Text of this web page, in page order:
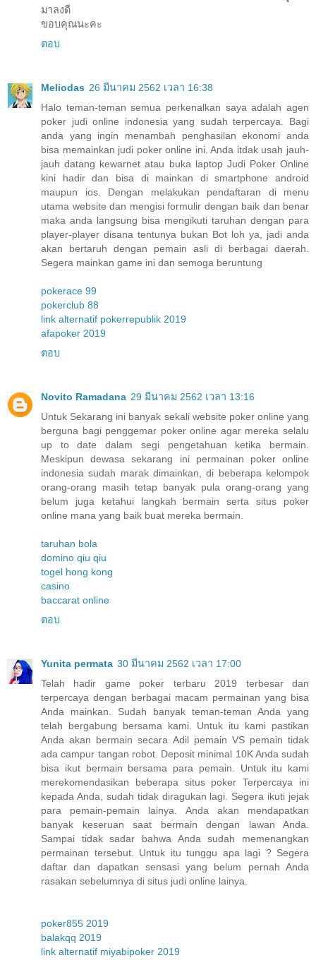
มาลงดี
ขอบคุณนะคะ
ตอบ
Meliodas 26 มีนาคม 2562 เวลา 16:38
Halo teman-teman semua perkenalkan saya adalah agen
poker judi online indonesia yang sudah terpercaya. Bagi
anda yang ingin menambah penghasilan ekonomi anda
bisa memainkan judi poker online ini. Anda itdak usah jauh-
jauh datang kewarnet atau buka laptop Judi Poker Online
kini hadir dan bisa di mainkan di smartphone android
maupun ios. Dengan melakukan pendaftaran di menu
utama website dan mengisi formulir dengan baik dan benar
maka anda langsung bisa mengikuti taruhan dengan para
player-player disana tentunya bukan Bot loh ya, jadi anda
akan bertaruh dengan pemain asli di berbagai daerah.
Segera mainkan game ini dan semoga beruntung
pokerace 99
pokerclub 88
link alternatif pokerrepublik 2019
afapoker 2019
ตอบ
Novito Ramadana 29 มีนาคม 2562 เวลา 13:16
Untuk Sekarang ini banyak sekali website poker online yang
berguna bagi penggemar poker online agar mereka selalu
up to date dalam segi pengetahuan ketika bermain.
Meskipun dewasa sekarang ini permainan poker online
indonesia sudah marak dimainkan, di beberapa kelompok
orang-orang masih tetap banyak pula orang-orang yang
belum juga ketahui langkah bermain serta situs poker
online mana yang baik buat mereka bermain.
taruhan bola
domino qiu qiu
togel hong kong
casino
baccarat online
ตอบ
Yunita permata 30 มีนาคม 2562 เวลา 17:00
Telah hadir game poker terbaru 2019 terbesar dan
terpercaya dengan berbagai macam permainan yang bisa
Anda mainkan. Sudah banyak teman-teman Anda yang
telah bergabung bersama kami. Untuk itu kami pastikan
Anda akan bermain secara Adil pemain VS pemain tidak
ada campur tangan robot. Deposit minimal 10K Anda sudah
bisa ikut bermain bersama para pemain. Untuk itu kami
merekomendasikan beberapa situs poker Terpercaya ini
kepada Anda, sudah tidak diragukan lagi. Segera ikuti jejak
para pemain-pemain lainya. Anda akan mendapatkan
banyak keseruan saat bermain dengan lawan Anda.
Sampai tidak sadar bahwa Anda sudah memenangkan
permainan tersebut. Untuk itu tunggu apa lagi ? Segera
daftar dan dapatkan sensasi yang belum pernah Anda
rasakan sebelumnya di situs judi online lainya.
poker855 2019
balakqq 2019
link alternatif miyabipoker 2019